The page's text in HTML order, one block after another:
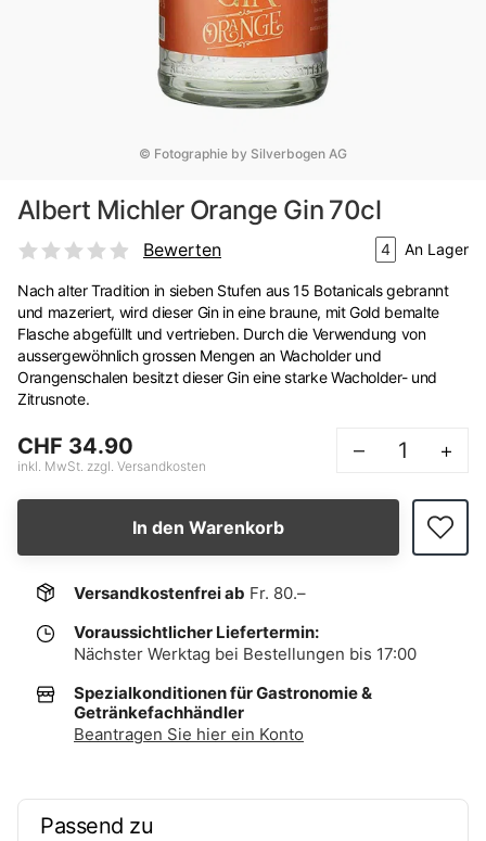
© Fotographie by Silverbogen AG
Albert Michler Orange Gin 70cl
Bewerten 4 An Lager
Nach alter Tradition in sieben Stufen aus 15 Botanicals gebrannt
und mazeriert, wird dieser Gin in eine braune, mit Gold bemalte
Flasche abgefüllt und vertrieben. Durch die Verwendung von
aussergewöhnlich grossen Mengen an Wacholder und
Orangenschalen besitzt dieser Gin eine starke Wacholder- und
Zitrusnote.
CHF 34.90
inkl. MwSt. zzgl. Versandkosten
– +
In den Warenkorb
Versandkostenfrei ab Fr. 80.–
Voraussichtlicher Liefertermin:
Nächster Werktag bei Bestellungen bis 17:00
Spezialkonditionen für Gastronomie &
Getränkefachhändler
Beantragen Sie hier ein Konto
Passend zu